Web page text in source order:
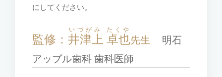
にしてください。
監修： 井津上 卓也
いづがみ たくや
先生
明石
アップル歯科 歯科医師